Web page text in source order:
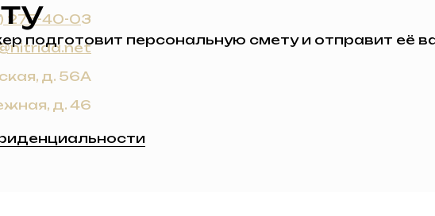
275-40-03
д. 56А
д. 46
подготовит персональную смету и отправит её